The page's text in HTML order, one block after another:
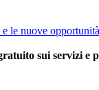
le nuove opportunità
sui servizi e